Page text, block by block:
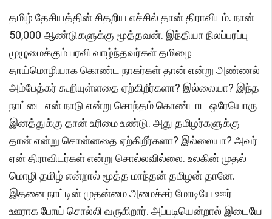
தமிழ் தேசியத்தின் சிதறிய எச்சில் தான் திராவிடம். நான்
50,000 ஆண்டுகளுக்கு மூத்தவன். இந்தியா நிலப்பரப்பு
முழுமைக்கும் பரவி வாழ்ந்தவர்கள் தமிழை
தாய்மொழியாக கொண்ட நாகர்கள் தான் என்று அண்ணல்
அம்பேத்கர் கூறியுள்ளதை ஏற்கிறீர்களா? இல்லையா? இந்த
நாட்டை என் நாடு என்று சொந்தம் கொண்டாட ஒரேயொரு
இனத்துக்கு தான் உரிமை உண்டு. அது தமிழர்களுக்கு
தான் என்று சொன்னதை ஏற்கிறீர்களா? இல்லையா? அவர்
ஏன் திராவிடர்கள் என்று சொல்லவில்லை. உலகின் முதல்
மொழி தமிழ் என்றால் மூத்த மாந்தன் தமிழன் தானே.
இதனை நாட்டின் முதன்மை அமைச்சர் மோடியே ஊர்
ஊராக போய் சொல்லி வருகிறார். அப்படியென்றால் இடையே